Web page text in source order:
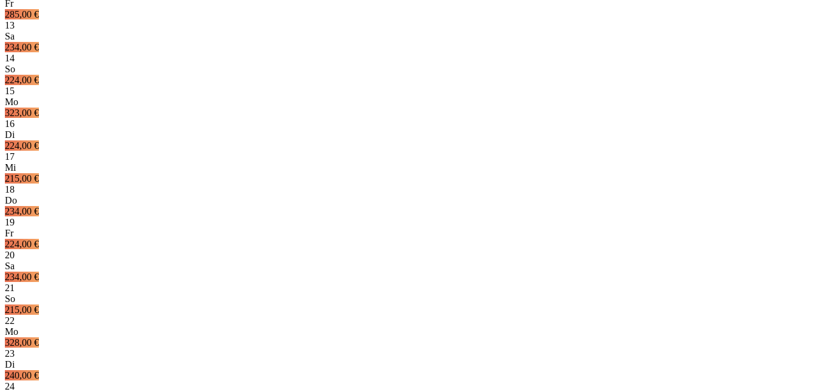
Fr
285,00 €
13
Sa
234,00 €
14
So
224,00 €
15
Mo
323,00 €
16
Di
224,00 €
17
Mi
215,00 €
18
Do
234,00 €
19
Fr
224,00 €
20
Sa
234,00 €
21
So
215,00 €
22
Mo
328,00 €
23
Di
240,00 €
24